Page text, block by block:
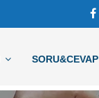
SORU&CEVAP